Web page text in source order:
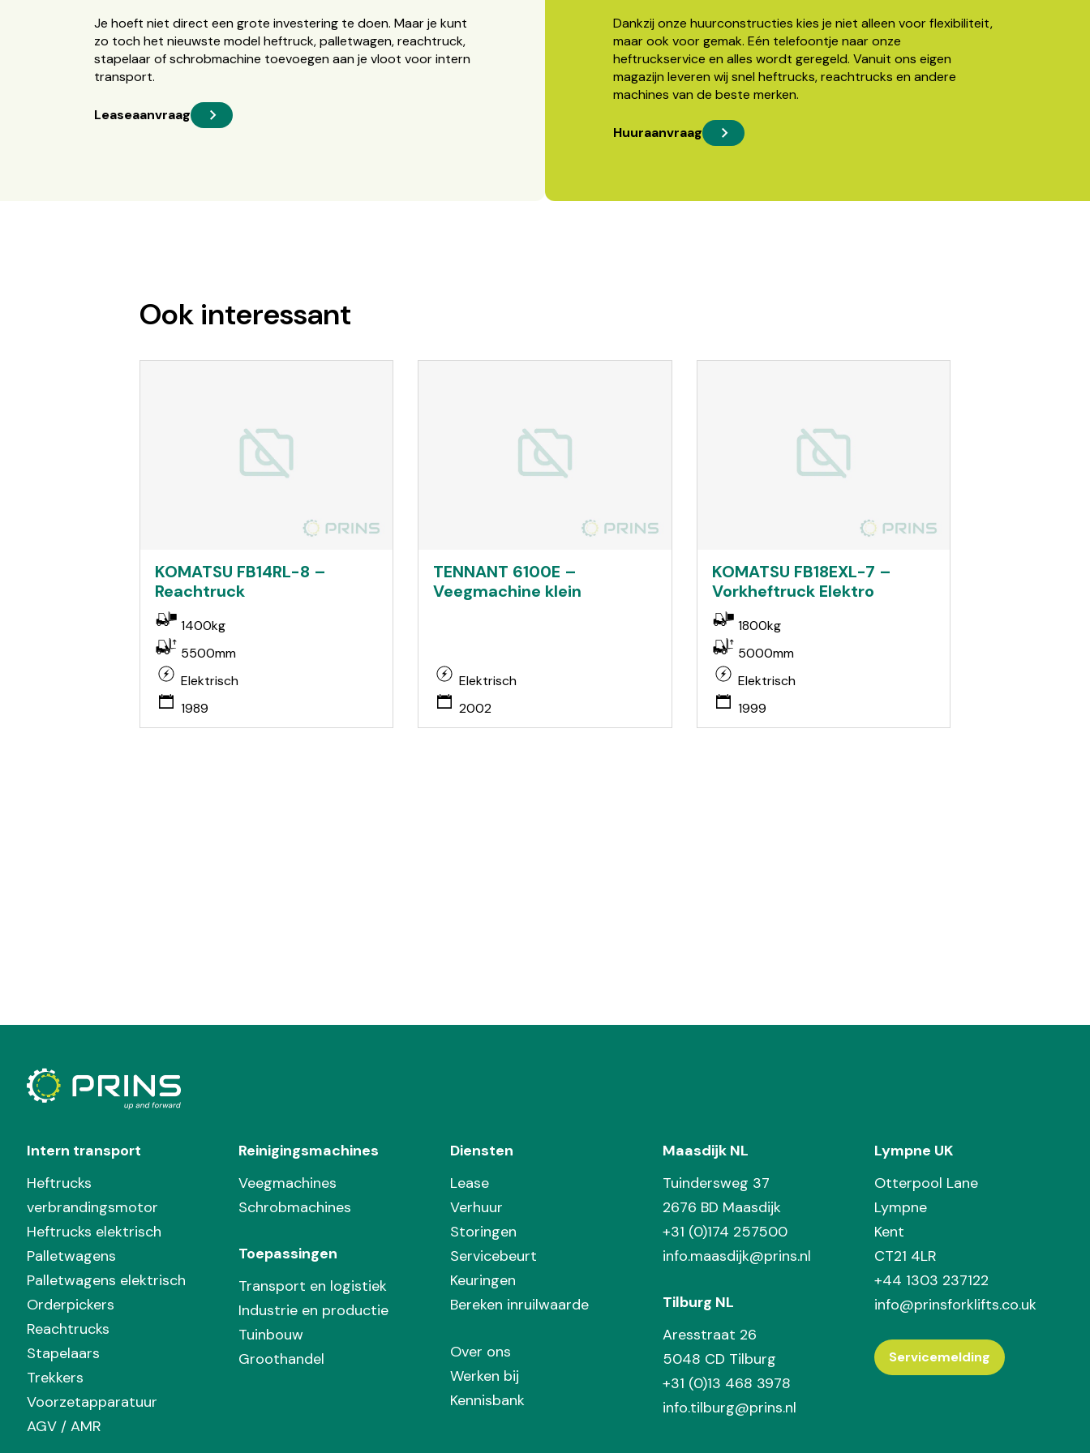
Je hoeft niet direct een grote investering te doen. Maar je kunt
zo toch het nieuwste model heftruck, palletwagen, reachtruck,
stapelaar of schrobmachine toevoegen aan je vloot voor intern
transport.
Leaseaanvraag
Dankzij onze huurconstructies kies je niet alleen voor flexibiliteit,
maar ook voor gemak. Eén telefoontje naar onze
heftruckservice en alles wordt geregeld. Vanuit ons eigen
magazijn leveren wij snel heftrucks, reachtrucks en andere
machines van de beste merken.
Huuraanvraag
Ook interessant
KOMATSU FB14RL-8 –
Reachtruck
1400kg
5500mm
Elektrisch
1989
TENNANT 6100E –
Veegmachine klein
Elektrisch
2002
KOMATSU FB18EXL-7 –
Vorkheftruck Elektro
1800kg
5000mm
Elektrisch
1999
Intern transport
Heftrucks
verbrandingsmotor
Heftrucks elektrisch
Palletwagens
Palletwagens elektrisch
Orderpickers
Reachtrucks
Stapelaars
Trekkers
Voorzetapparatuur
AGV / AMR
Reinigingsmachines
Veegmachines
Schrobmachines
Toepassingen
Transport en logistiek
Industrie en productie
Tuinbouw
Groothandel
Diensten
Lease
Verhuur
Storingen
Servicebeurt
Keuringen
Bereken inruilwaarde
Over ons
Werken bij
Kennisbank
Maasdijk NL
Tuindersweg 37
2676 BD Maasdijk
+31 (0)174 257500
info.maasdijk@prins.nl
Tilburg NL
Aresstraat 26
5048 CD Tilburg
+31 (0)13 468 3978
info.tilburg@prins.nl
Lympne UK
Otterpool Lane
Lympne
Kent
CT21 4LR
+44 1303 237122
info@prinsforklifts.co.uk
Servicemelding